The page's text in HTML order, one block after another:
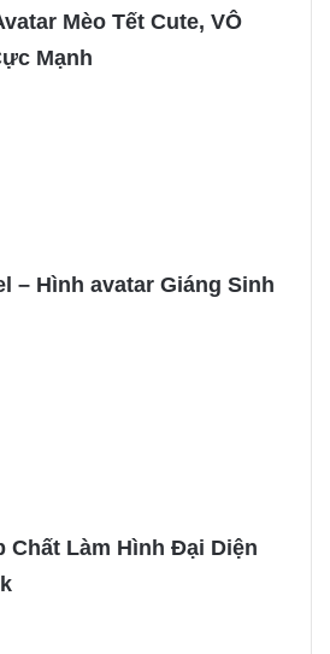
Mèo Tết Cute, VÔ
Mạnh
– Hình avatar Giáng Sinh
Chất Làm Hình Đại Diện